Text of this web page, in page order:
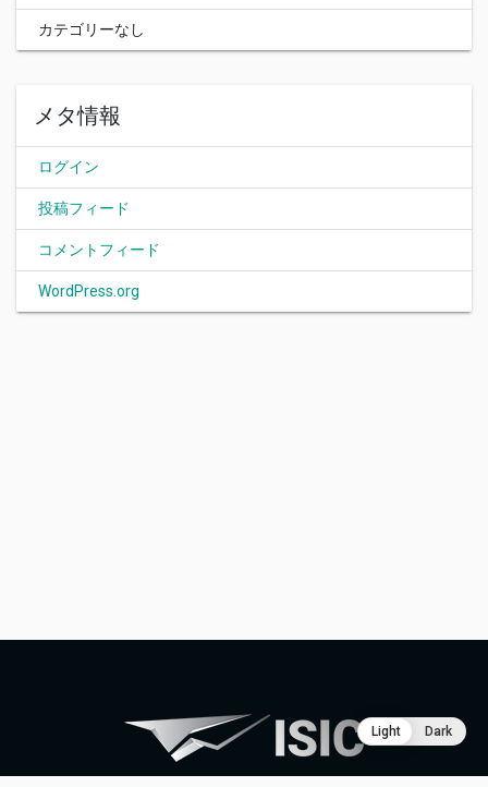
カテゴリーなし
メタ情報
ログイン
投稿フィード
コメントフィード
WordPress.org
Light Dark